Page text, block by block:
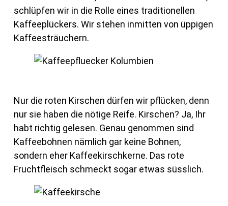
schlüpfen wir in die Rolle eines traditionellen
Kaffeeplückers. Wir stehen inmitten von üppigen
Kaffeesträuchern.
Nur die roten Kirschen dürfen wir pflücken, denn
nur sie haben die nötige Reife. Kirschen? Ja, Ihr
habt richtig gelesen. Genau genommen sind
Kaffeebohnen nämlich gar keine Bohnen,
sondern eher Kaffeekirschkerne. Das rote
Fruchtfleisch schmeckt sogar etwas süsslich.